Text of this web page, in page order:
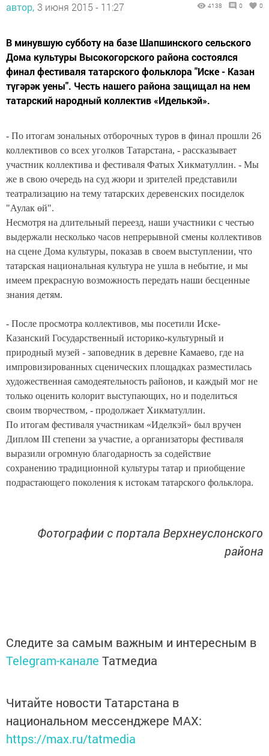
автор, 3 июня 2015 - 11:27 4138 0 0
В минувшую субботу на базе Шапшинского сельского
Дома культуры Высокогорского района состоялся
финал фестиваля татарского фольклора "Иске - Казан
түгәрәк уены". Честь нашего района защищал на нем
татарский народный коллектив «Иделькэй».
- По итогам зональных отборочных туров в финал прошли 26
коллективов со всех уголков Татарстана, - рассказывает
участник коллектива и фестиваля Фатых Хикматуллин. - Мы
же в свою очередь на суд жюри и зрителей представили
театрализацию на тему татарских деревенских посиделок
"Аулак өй".
Несмотря на длительный переезд, наши участники с честью
выдержали несколько часов непрерывной смены коллективов
на сцене Дома культуры, показав в своем выступлении, что
татарская национальная культура не ушла в небытие, и мы
имеем прекрасную возможность передать наши бесценные
знания детям.
- После просмотра коллективов, мы посетили Иске-
Казанский Государственный историко-культурный и
природный музей - заповедник в деревне Камаево, где на
импровизированных сценических площадках разместилась
художественная самодеятельность районов, и каждый мог не
только оценить колорит выступающих, но и поделиться
своим творчеством, - продолжает Хикматуллин.
По итогам фестиваля участникам «Иделкэй» был вручен
Диплом III степени за участие, а организаторы фестиваля
выразили огромную благодарность за содействие
сохранению традиционной культуры татар и приобщение
подрастающего поколения к истокам татарского фольклора.
Фотографии с портала Верхнеуслонского
района
Следите за самым важным и интересным в
Telegram-канале Татмедиа
Читайте новости Татарстана в
национальном мессенджере MАХ:
https://max.ru/tatmedia